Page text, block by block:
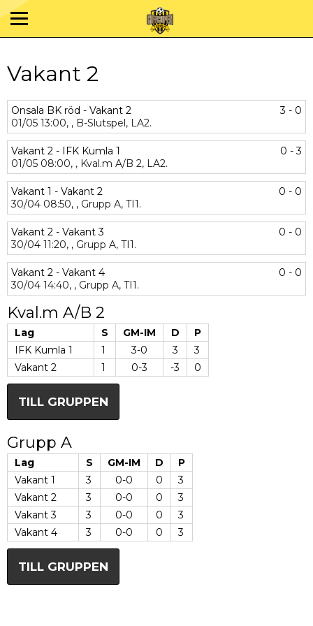
Vakant 2
Onsala BK röd - Vakant 2
3 - 0
01/05 13:00, , B-Slutspel, LA2.
Vakant 2 - IFK Kumla 1
0 - 3
01/05 08:00, , Kval.m A/B 2, LA2.
Vakant 1 - Vakant 2
0 - 0
30/04 08:50, , Grupp A, TI1.
Vakant 2 - Vakant 3
0 - 0
30/04 11:20, , Grupp A, TI1.
Vakant 2 - Vakant 4
0 - 0
30/04 14:40, , Grupp A, TI1.
Kval.m A/B 2
Lag S GM-IM D
P
IFK Kumla 1
1 3-0 3
3
Vakant 2
1 0-3 -3 0
TILL GRUPPEN
Grupp A
Lag S GM-IM D
P
Vakant 1
3 0-0 0
3
Vakant 2
3 0-0 0
3
Vakant 3
3 0-0 0
3
Vakant 4
3 0-0 0 3
TILL GRUPPEN